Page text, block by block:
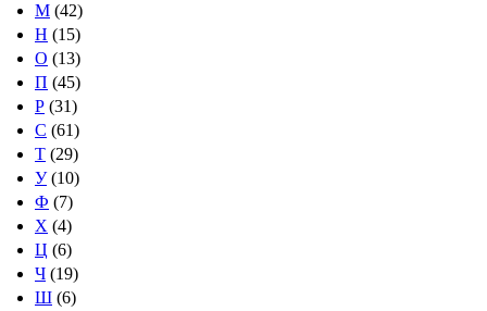
М (42)
Н (15)
О (13)
П (45)
Р (31)
С (61)
Т (29)
У(10)
Ф (7)
Х (4)
Ц (6)
Ч (19)
Ш (6)